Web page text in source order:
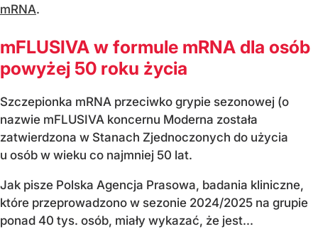
mRNA.
mFLUSIVA w formule mRNA dla osób
powyżej 50 roku życia
Szczepionka mRNA przeciwko grypie sezonowej (o
nazwie mFLUSIVA koncernu Moderna została
zatwierdzona w Stanach Zjednoczonych do użycia
u osób w wieku co najmniej 50 lat.
Jak pisze Polska Agencja Prasowa, badania kliniczne,
które przeprowadzono w sezonie 2024/2025 na grupie
ponad 40 tys. osób, miały wykazać, że jest...